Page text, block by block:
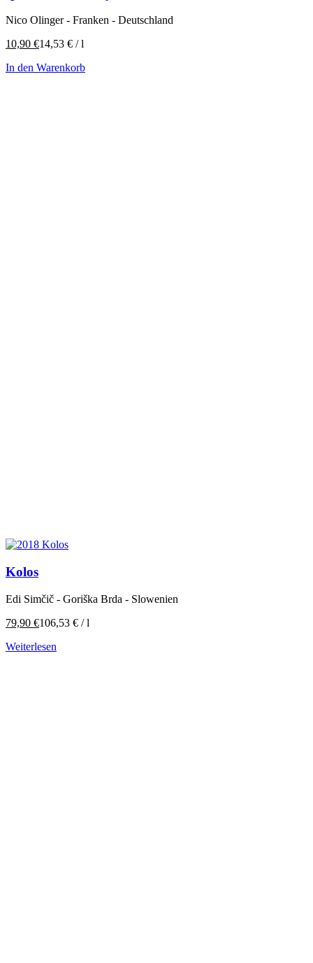
Nico Olinger - Franken - Deutschland
10,90 €14,53 € /l
In den Warenkorb
Kolos
Edi Simčič - Goriška Brda - Slowenien
79,90 €106,53 € /l
Weiterlesen